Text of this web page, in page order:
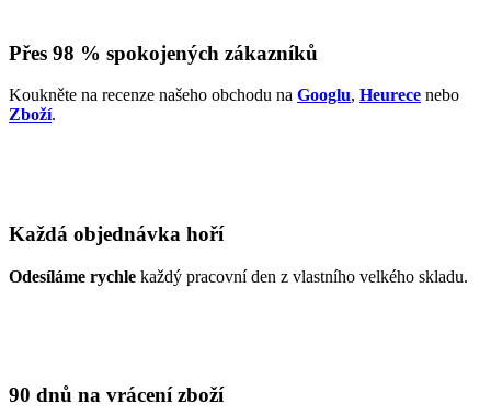
Přes 98 % spokojených zákazníků
Koukněte na recenze našeho obchodu na Googlu, Heurece nebo
Zboží.
Každá objednávka hoří
Odesíláme rychle každý pracovní den z vlastního velkého skladu.
90 dnů na vrácení zboží